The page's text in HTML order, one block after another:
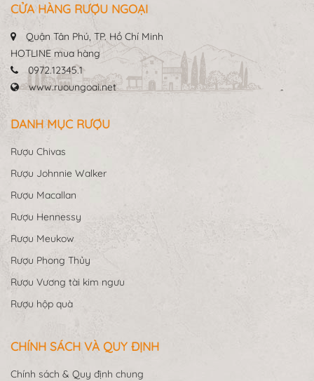
CỬA HÀNG RƯỢU NGOẠI
Quận Tân Phú, TP. Hồ Chí Minh
HOTLINE mua hàng
0972.12345.1
www.ruoungoai.net
DANH MỤC RƯỢU
Rượu Chivas
Rượu Johnnie Walker
Rượu Macallan
Rượu Hennessy
Rượu Meukow
Rượu Phong Thủy
Rượu Vương tài kim ngưu
Rượu hộp quà
CHÍNH SÁCH VÀ QUY ĐỊNH
Chính sách & Quy định chung